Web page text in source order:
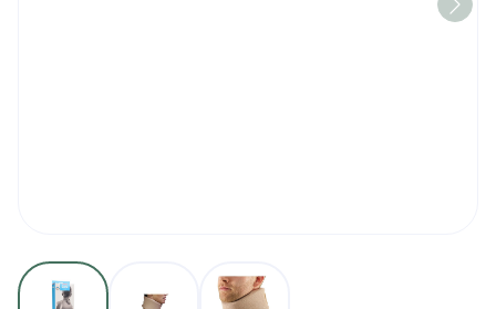
View larger imageView larger imageView larger image